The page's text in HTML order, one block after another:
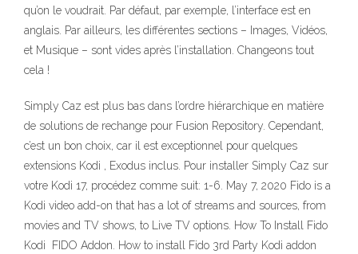
qu’on le voudrait. Par défaut, par exemple, l’interface est en
anglais. Par ailleurs, les différentes sections – Images, Vidéos,
et Musique – sont vides après l’installation. Changeons tout
cela !
Simply Caz est plus bas dans l’ordre hiérarchique en matière
de solutions de rechange pour Fusion Repository. Cependant,
c’est un bon choix, car il est exceptionnel pour quelques
extensions Kodi , Exodus inclus. Pour installer Simply Caz sur
votre Kodi 17, procédez comme suit: 1-6. May 7, 2020 Fido is a
Kodi video add-on that has a lot of streams and sources, from
movies and TV shows, to Live TV options. How To Install Fido
Kodi FIDO Addon. How to install Fido 3rd Party Kodi addon